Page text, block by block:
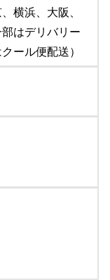
横浜、大阪、
はデリバリー
ール便配送）